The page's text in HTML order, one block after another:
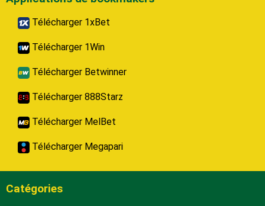
Télécharger 1xBet
Télécharger 1Win
Télécharger Betwinner
Télécharger 888Starz
Télécharger MelBet
Télécharger Megapari
Catégories